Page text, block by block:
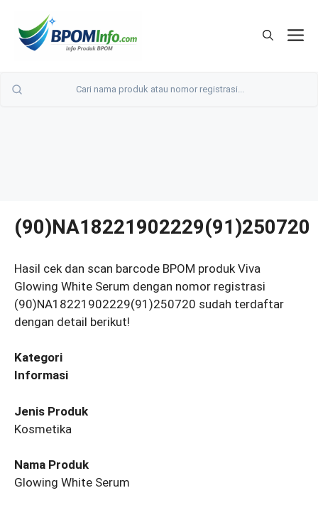
(90)NA18221902229(91)250720
Hasil cek dan scan barcode BPOM produk Viva
Glowing White Serum dengan nomor registrasi
(90)NA18221902229(91)250720 sudah terdaftar
dengan detail berikut!
Kategori
Informasi
Jenis Produk
Kosmetika
Nama Produk
Glowing White Serum